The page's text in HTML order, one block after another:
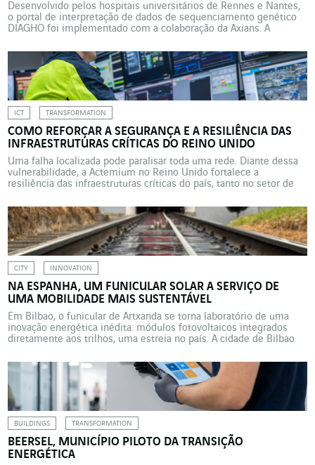
Desenvolvido pelos hospitais universitários de Rennes e Nantes,
o portal de interpretação de dados de sequenciamento genético
DIAGHO foi implementado com a colaboração da Axians. A
estruturação de um ecossistema internacional dedicado à
medicina genômica. Na década de 1990, eram necessários de três
a dez anos de […]
ICT TRANSFORMATION
COMO REFORÇAR A SEGURANÇA E A RESILIÊNCIA DAS
INFRAESTRUTURAS CRÍTICAS DO REINO UNIDO
Uma falha localizada pode paralisar toda uma rede. Diante dessa
vulnerabilidade, a Actemium no Reino Unido fortalece a
resiliência das infraestruturas críticas do país, tanto no setor de
2025, um incêndio em uma subestação elétrica deixou milhares
de residências sem energia e paralisou […]
CITY INNOVATION
NA ESPANHA, UM FUNICULAR SOLAR A SERVIÇO DE
UMA MOBILIDADE MAIS SUSTENTÁVEL
Em Bilbao, o funicular de Artxanda se torna laboratório de uma
inovação energética inédita: módulos fotovoltaicos integrados
diretamente aos trilhos, uma estreia no país. A cidade de Bilbao
2025, a prefeitura inaugurou uma instalação solar inédita na via do
funicular de Artxanda, resultado […]
BUILDINGS TRANSFORMATION
BEERSEL, MUNICÍPIO PILOTO DA TRANSIÇÃO
ENERGÉTICA